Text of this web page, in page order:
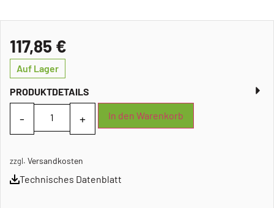
117,85 €
Auf Lager
PRODUKTDETAILS
In den Warenkorb
zzgl. Versandkosten
Technisches Datenblatt